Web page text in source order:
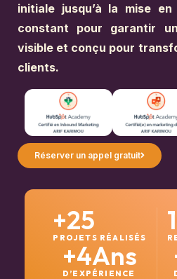
initiale jusqu’à la mise
constant pour garantir
visible et conçu pour
clients.
Réserver un appel gratuit
PROJETS RÉALISÉS
+25
D’EXPÉRIENCE
+4Ans